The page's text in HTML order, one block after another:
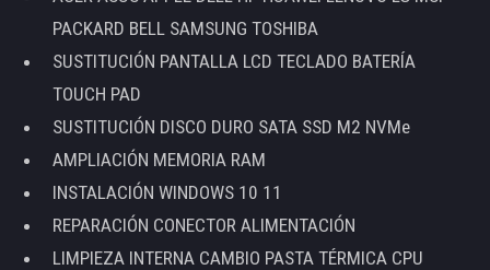
PACKARD BELL SAMSUNG TOSHIBA
SUSTITUCIÓN PANTALLA LCD TECLADO BATERÍA
TOUCH PAD
SUSTITUCIÓN DISCO DURO SATA SSD M2 NVMe
AMPLIACIÓN MEMORIA RAM
INSTALACIÓN WINDOWS 10 11
REPARACIÓN CONECTOR ALIMENTACIÓN
LIMPIEZA INTERNA CAMBIO PASTA TÉRMICA CPU